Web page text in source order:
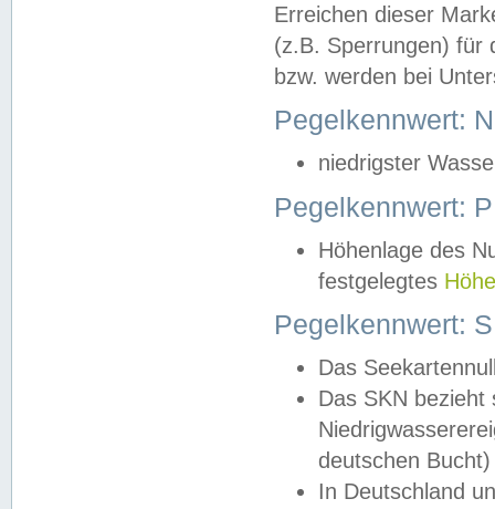
Erreichen dieser
(z.B. Sperrungen) für
bzw. werden bei
Pegelkennwert:
niedrigster
Pegelkennwert:
Höhenlage des
festgelegtes
Pegelkennwert:
Das
Das SKN
deutschen
In Deutschland